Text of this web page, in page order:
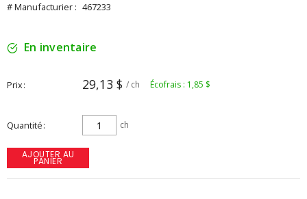
# Manufacturier : 467233
En inventaire
Prix 29,13 $ / ch Écofrais : 1,85 $
Quantité ch
AJOUTER AU
PANIER